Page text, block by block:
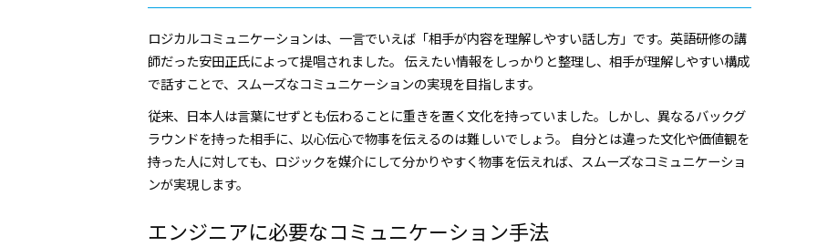
ロジカルコミュニケーションは、一言でいえば「相手が内容を理解しやすい話し方」です。英語研修の講
師だった安田正氏によって提唱されました。 伝えたい情報をしっかりと整理し、相手が理解しやすい構成
で話すことで、スムーズなコミュニケーションの実現を目指します。
従来、日本人は言葉にせずとも伝わることに重きを置く文化を持っていました。しかし、異なるバックグ
ラウンドを持った相手に、以心伝心で物事を伝えるのは難しいでしょう。 自分とは違った文化や価値観を
持った人に対しても、ロジックを媒介にして分かりやすく物事を伝えれば、スムーズなコミュニケーショ
ンが実現します。
エンジニアに必要なコミュニケーション手法